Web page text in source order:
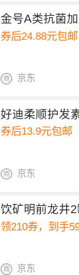
金号A类抗菌
券后24.88元包邮
京东
好迪柔顺护发
券后13.9元包邮
京东
饮矿明前龙井2
领210券，到手
京东